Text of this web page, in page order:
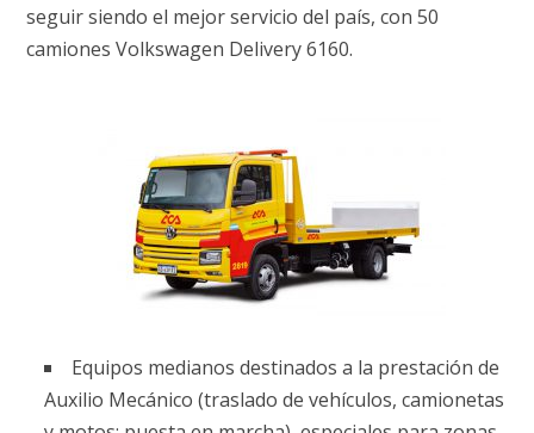
seguir siendo el mejor servicio del país, con 50
camiones Volkswagen Delivery 6160.
Equipos medianos destinados a la prestación de
Auxilio Mecánico (traslado de vehículos, camionetas